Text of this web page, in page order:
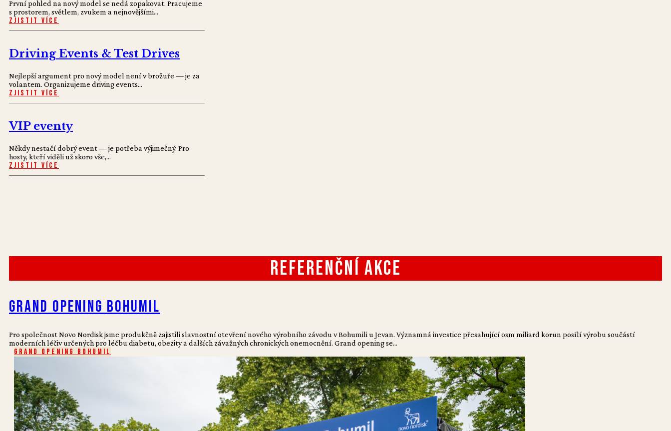
První pohled na nový model se nedá zopakovat. Pracujeme
s prostorem, světlem, zvukem a nejnovějšími...
Zjistit více
Driving Events & Test Drives
Nejlepší argument pro nový model není v brožuře — je za
volantem. Organizujeme driving events...
Zjistit více
VIP eventy
Někdy nestačí dobrý event — je potřeba výjimečný. Pro
hosty, kteří viděli už skoro vše,...
Zjistit více
Referenční akce
Grand Opening Bohumil
Pro společnost Novo Nordisk jsme produkčně zajistili slavnostní otevření nového výrobního závodu v Bohumili u Jevan. Významná investice přesahující osm miliard korun posílí výrobu součástí
moderních léčiv určených pro léčbu diabetu, obezity a dalších závažných chronických onemocnění. Grand opening se...
Grand Opening Bohumil